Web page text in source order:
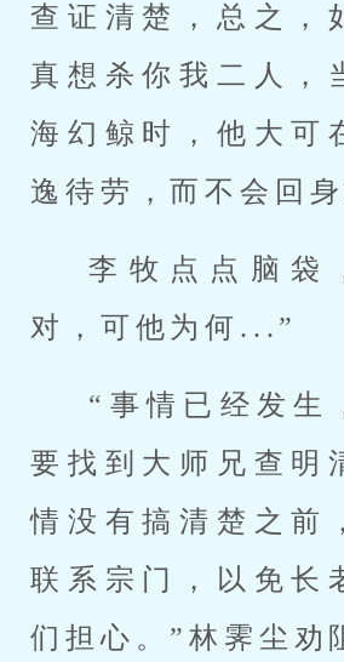
查证清楚，总之，
真想杀你我二人，
海幻鲸时，他大可
逸待劳，而不会回
李牧点点脑袋
对，可他为何...”
“事情已经发生
要找到大师兄查明
情没有搞清楚之前
联系宗门，以免长
们担心。”林霁尘劝